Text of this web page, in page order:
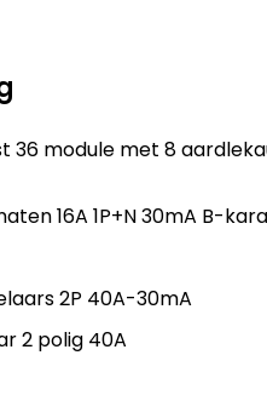
36 module met 8
16A 1P+N 30mA B-
2P 40A-30mA
2 polig 40A